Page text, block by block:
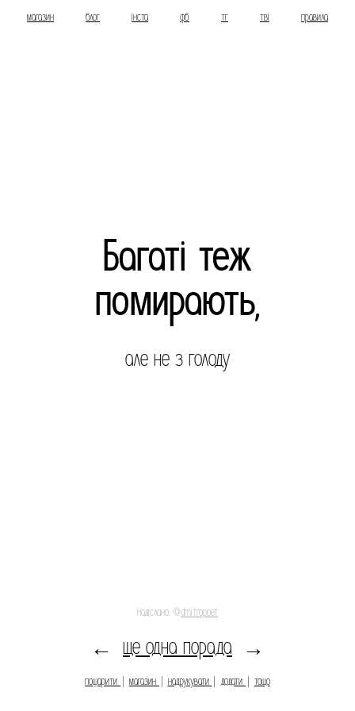
магазин блог інста фб тг тві правила
Багаті теж
помирають,
але не з голоду
Надіслано: @dmitropoet
← ще одна порада →
пошарити магазин надрукувати додати тощо